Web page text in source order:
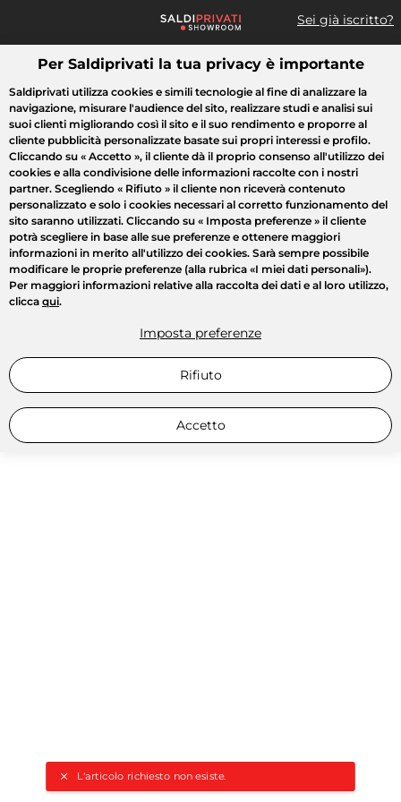
Sei già iscritto?
Cosa cerchi?
L'articolo richiesto non esiste.
Tutte le vendite Moda Casa Bellezza Elettrodomestici
Per Saldiprivati la tua privacy è importante
Saldiprivati utilizza cookies e simili tecnologie al fine di analizzare la
navigazione, misurare l'audience del sito, realizzare studi e analisi sui
suoi clienti migliorando così il sito e il suo rendimento e proporre al
cliente pubblicità personalizzate basate sui propri interessi e profilo.
Cliccando su « Accetto », il cliente dà il proprio consenso all'utilizzo dei
cookies e alla condivisione delle informazioni raccolte con i nostri
partner. Scegliendo « Rifiuto » il cliente non riceverà contenuto
personalizzato e solo i cookies necessari al corretto funzionamento del
sito saranno utilizzati. Cliccando su « Imposta preferenze » il cliente
potrà scegliere in base alle sue preferenze e ottenere maggiori
informazioni in merito all'utilizzo dei cookies. Sarà sempre possibile
modificare le proprie preferenze (alla rubrica «I miei dati personali»).
Per maggiori informazioni relative alla raccolta dei dati e al loro utilizzo,
clicca qui.
Imposta preferenze
Rifiuto
Accetto